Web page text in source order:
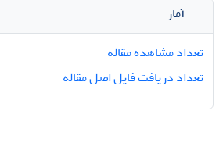
آمار
تعداد مشاهده مقاله
تعداد دریافت فایل اصل مقاله